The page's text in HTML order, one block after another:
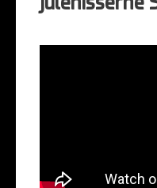
julenisserne